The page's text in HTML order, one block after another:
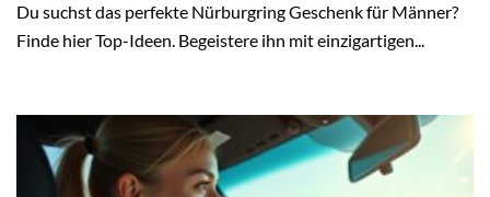
Du suchst das perfekte Nürburgring Geschenk für Männer?
Finde hier Top-Ideen. Begeistere ihn mit einzigartigen...